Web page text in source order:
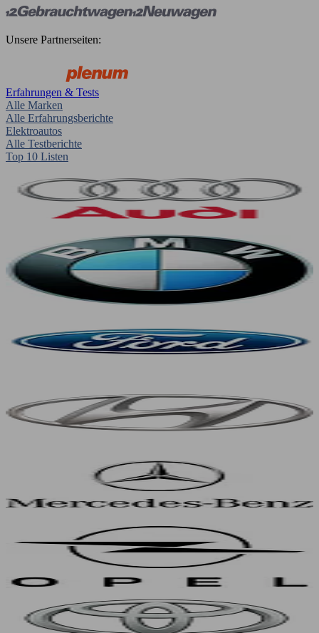
Unsere Partnerseiten:
Erfahrungen & Tests
Alle Marken
Alle Erfahrungsberichte
Elektroautos
Alle Testberichte
Top 10 Listen